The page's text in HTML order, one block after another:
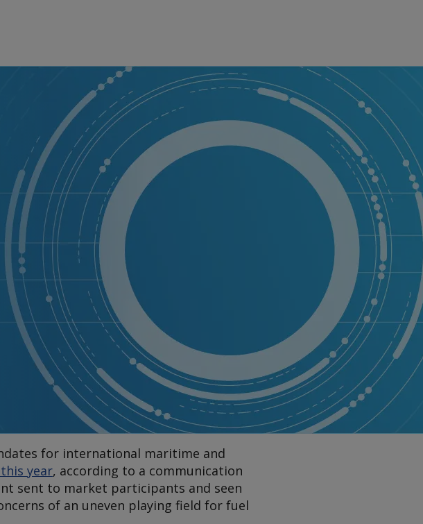
for international maritime and
year, according to a communication
sent to market participants and seen
of an uneven playing field for fuel